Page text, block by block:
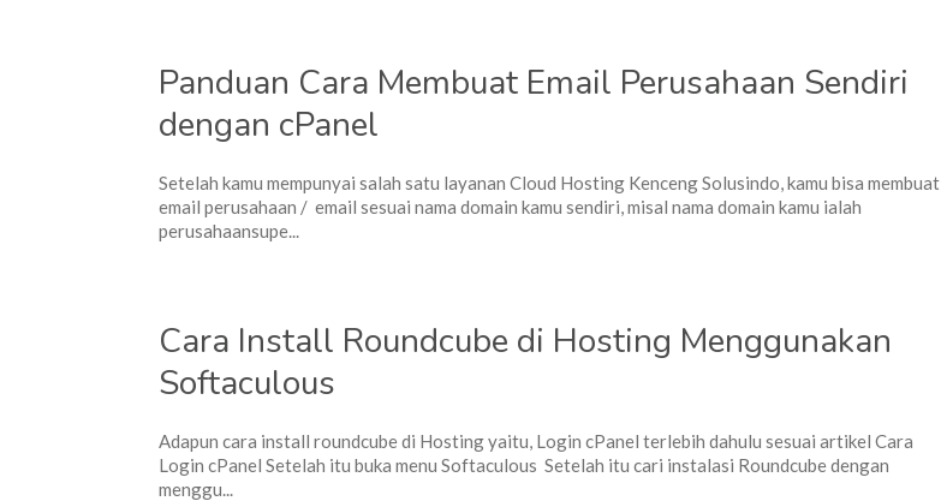
Panduan Cara Membuat Email Perusahaan Sendiri
dengan cPanel
Setelah kamu mempunyai salah satu layanan Cloud Hosting Kenceng Solusindo, kamu bisa membuat
email perusahaan / email sesuai nama domain kamu sendiri, misal nama domain kamu ialah
perusahaansupe...
Cara Install Roundcube di Hosting Menggunakan
Softaculous
Adapun cara install roundcube di Hosting yaitu, Login cPanel terlebih dahulu sesuai artikel Cara
Login cPanel Setelah itu buka menu Softaculous Setelah itu cari instalasi Roundcube dengan
menggu...